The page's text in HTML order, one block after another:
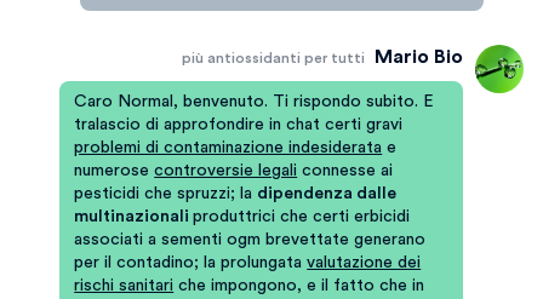
Mario Bio
più antiossidanti per tutti
Caro Normal, benvenuto. Ti rispondo subito. E
tralascio di approfondire in chat certi gravi
problemi di contaminazione indesiderata e
numerosecontroversie legali connesse ai
pesticidi che spruzzi; la dipendenza dalle
multinazionaliproduttrici che certi erbicidi
associati a sementi ogm brevettate generano
per il contadino; la prolungatavalutazione dei
rischi sanitari che impongono, e il fatto che in